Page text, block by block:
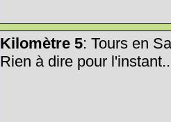
Kilomètre 5: Tours en
Rien à dire pour